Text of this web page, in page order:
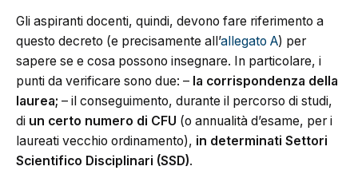
Gli aspiranti docenti, quindi, devono fare riferimento a
questo decreto (e precisamente all’allegato A) per
sapere se e cosa possono insegnare. In particolare, i
punti da verificare sono due: – la corrispondenza della
laurea; – il conseguimento, durante il percorso di studi,
di un certo numero di CFU (o annualità d’esame, per i
laureati vecchio ordinamento), in determinati Settori
Scientifico Disciplinari (SSD).